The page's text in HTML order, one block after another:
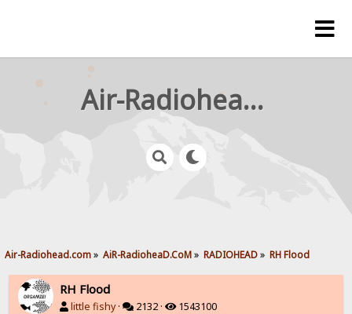
Air-Radiohead.com
Air-Radiohead.com» AiR-RadioheaD.CoM» RADIOHEAD» RH Flood
RH Flood
little fishy· 2132 · 1543100